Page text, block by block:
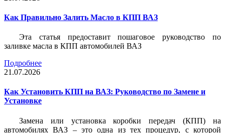
Как Правильно Залить Масло в КПП ВАЗ
Эта статья предоставит пошаговое руководство по
заливке масла в КПП автомобилей ВАЗ
Подробнее
21.07.2026
Как Установить КПП на ВАЗ: Руководство по Замене и
Установке
Замена или установка коробки передач (КПП) на
автомобилях ВАЗ – это одна из тех процедур, с которой